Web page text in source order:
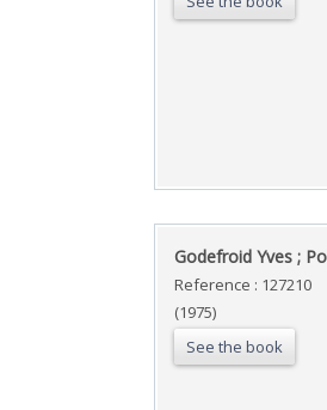
‎Godefroid Yves ;
Reference : 127210
(1975)
See the book